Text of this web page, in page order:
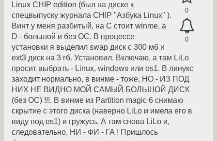
0
0
Linux CHIP edition (был на диске к
спецвыпуску журнала CHIP "Азбука Linux" ).
Винт у меня разбитый, на С стоит winme, а
D - большой и без ОС. В процессе
установки я выделил swap диск с 300 мб и
ext3 диск на 3 гб. Установил. Включаю, а там LiLo
просит выбрать - Linux, windows или os1. В линукс
заходит нормально, в винме - тоже, НО - ИЗ ПОД
НИХ НЕ ВИДНО МОЙ САМЫЙ БОЛЬШОЙ ДИСК
(без ОС) !!!. В винме из Partition magic 6 снимаю
скрытие с этого диска (наверно LiLo и имела его в
виду под os1) и гружусь. А там снова LiLo и,
следовательно, НИ - ФИ - ГА ! Пришлось